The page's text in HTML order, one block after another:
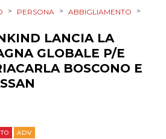
> PERSONA > ABBIGLIAMENTO >
LANCIA LA
GLOBALE P/E
BOSCONO E
ADV